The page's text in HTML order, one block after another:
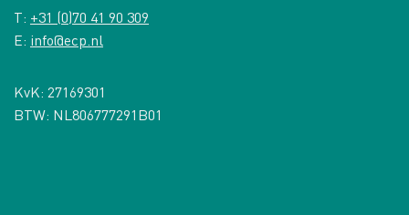
T: +31 (0)70 41 90 309
E: info@ecp.nl
KvK: 27169301
BTW: NL806777291B01